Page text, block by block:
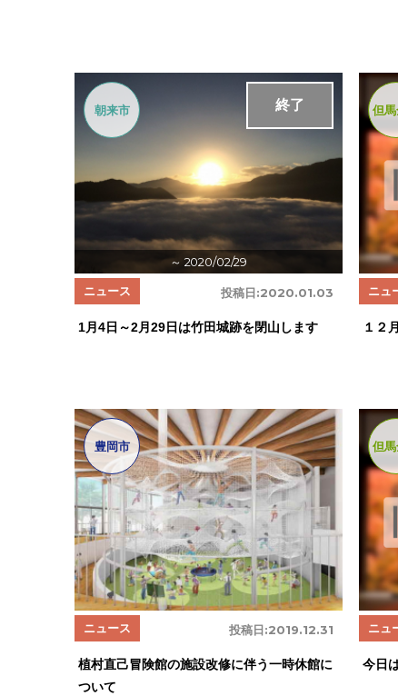
～ 2020/02/29
終了
朝来市
投稿日:2020.01.03
ニュース
1月4日～2月29日は竹田城跡を閉山します
但
ニュ
１２
豊岡市
投稿日:2019.12.31
ニュース
植村直己冒険館の施設改修に伴う一時休館に
ついて
但
ニュ
今日